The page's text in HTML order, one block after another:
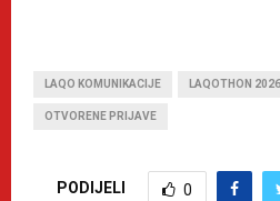
LAQO KOMUNIKACIJE LAQOTHON 2026
OTVORENE PRIJAVE
PODIJELI 0